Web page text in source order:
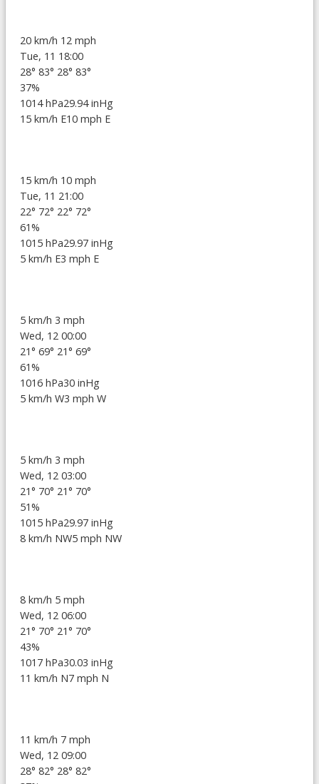
20 km/h 12 mph
Tue, 11 18:00
28° 83° 28° 83°
37%
1014 hPa29.94 inHg
15 km/h E10 mph E
15 km/h 10 mph
Tue, 11 21:00
22° 72° 22° 72°
61%
1015 hPa29.97 inHg
5 km/h E3 mph E
5 km/h 3 mph
Wed, 12 00:00
21° 69° 21° 69°
61%
1016 hPa30 inHg
5 km/h W3 mph W
5 km/h 3 mph
Wed, 12 03:00
21° 70° 21° 70°
51%
1015 hPa29.97 inHg
8 km/h NW5 mph NW
8 km/h 5 mph
Wed, 12 06:00
21° 70° 21° 70°
43%
1017 hPa30.03 inHg
11 km/h N7 mph N
11 km/h 7 mph
Wed, 12 09:00
28° 82° 28° 82°